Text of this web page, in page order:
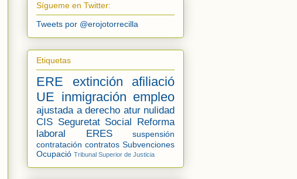
Sígueme en Twitter:
Tweets por @erojotorrecilla
Etiquetas
ERE extinción
afiliació
UE inmigración empleo
ajustada a derecho atur nulidad
CIS Seguretat Social Reforma
laboral
ERES
suspensión
contratación contratos Subvenciones
Ocupació Tribunal Superior de Justicia